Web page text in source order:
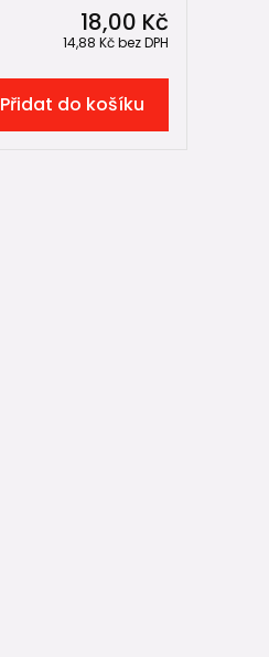
18,00 Kč
14,88 Kčbez DPH
Přidat do košíku